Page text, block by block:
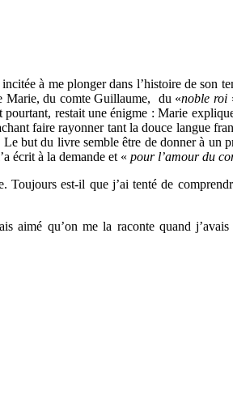
à me plonger dans l’histoire de son
Marie, du comte Guillaume, du «noble roi
restait une énigme : Marie
faire rayonner tant la douce langue
but du livre semble être de donner à un
écrit à la demande et « pour l’amour du
est-il que j’ai tenté de
aimé qu’on me la raconte quand